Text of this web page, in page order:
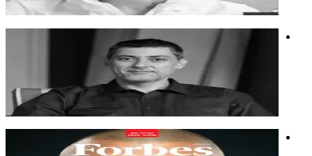
יזמותחדשנות
נתי אהרונוביץ'
יזם, יועץ פיננסי ומוביל קהילות. מייסד נינג'ה פיננסית
יזם, יועץ פיננסי ומוביל קהילות. מייסד נינג'ה פיננסית
פיננסיםכסףהשקעות
מוחמד אלעיסאוי